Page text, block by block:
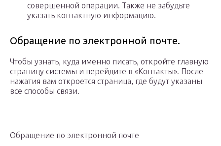
совершенной операции. Также не забудьте
указать контактную информацию.
Обращение по электронной почте.
Чтобы узнать, куда именно писать, откройте главную
страницу системы и перейдите в «Контакты». После
нажатия вам откроется страница, где будут указаны
все способы связи.
Обращение по электронной почте